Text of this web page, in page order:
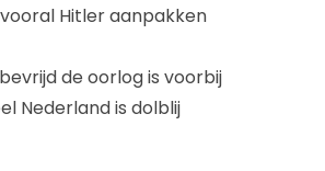
Hitler aanpakken
de oorlog is voorbij
Nederland is dolblij